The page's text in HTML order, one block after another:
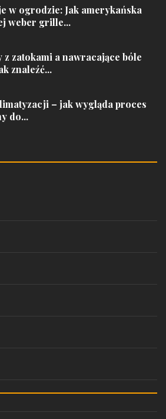
w ogrodzie: Jak amerykańska
weber grille...
z zatokami a nawracające bóle
znaleźć...
– jak wygląda proces
do...